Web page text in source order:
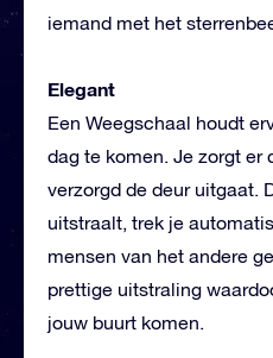
iemand met het
Elegant
Een Weegschaal houdt
dag te komen. Je zorgt er
verzorgd de deur uitgaat.
uitstraalt, trek je
mensen van het andere
prettige uitstraling
jouw buurt komen.